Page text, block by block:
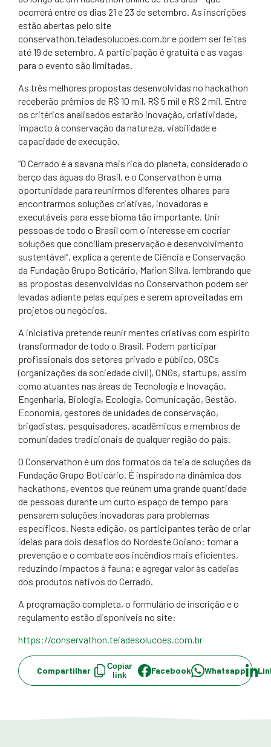
ocorrerá entre os dias 21 e 23 de setembro. As inscrições
estão abertas pelo site
conservathon.teiadesolucoes.com.br e podem ser feitas
até 19 de setembro. A participação é gratuita e as vagas
para o evento são limitadas.
As três melhores propostas desenvolvidas no hackathon
receberão prêmios de R$ 10 mil, R$ 5 mil e R$ 2 mil. Entre
os critérios analisados estarão inovação, criatividade,
impacto à conservação da natureza, viabilidade e
capacidade de execução.
“O Cerrado é a savana mais rica do planeta, considerado o
berço das águas do Brasil, e o Conservathon é uma
oportunidade para reunirmos diferentes olhares para
encontrarmos soluções criativas, inovadoras e
executáveis para esse bioma tão importante. Unir
pessoas de todo o Brasil com o interesse em cocriar
soluções que conciliam preservação e desenvolvimento
sustentável”, explica a gerente de Ciência e Conservação
da Fundação Grupo Boticário, Marion Silva, lembrando que
as propostas desenvolvidas no Conservathon podem ser
levadas adiante pelas equipes e serem aproveitadas em
projetos ou negócios.
A iniciativa pretende reunir mentes criativas com espírito
transformador de todo o Brasil. Podem participar
profissionais dos setores privado e público, OSCs
(organizações da sociedade civil), ONGs, startups, assim
como atuantes nas áreas de Tecnologia e Inovação,
Engenharia, Biologia, Ecologia, Comunicação, Gestão,
Economia, gestores de unidades de conservação,
brigadistas, pesquisadores, acadêmicos e membros de
comunidades tradicionais de qualquer região do país.
O Conservathon é um dos formatos da teia de soluções da
Fundação Grupo Boticário. É inspirado na dinâmica dos
hackathons, eventos que reúnem uma grande quantidade
de pessoas durante um curto espaço de tempo para
pensarem soluções inovadoras para problemas
específicos. Nesta edição, os participantes terão de criar
ideias para dois desafios do Nordeste Goiano: tornar a
prevenção e o combate aos incêndios mais eficientes,
reduzindo impactos à fauna; e agregar valor às cadeias
dos produtos nativos do Cerrado.
A programação completa, o formulário de inscrição e o
regulamento estão disponíveis no site:
https://conservathon.teiadesolucoes.com.br
Compartilhar
Copiar
link
Facebook Whatsapp